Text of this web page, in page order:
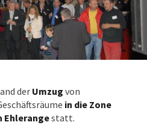
derUmzug von
in die Zone
Ehlerangestatt.